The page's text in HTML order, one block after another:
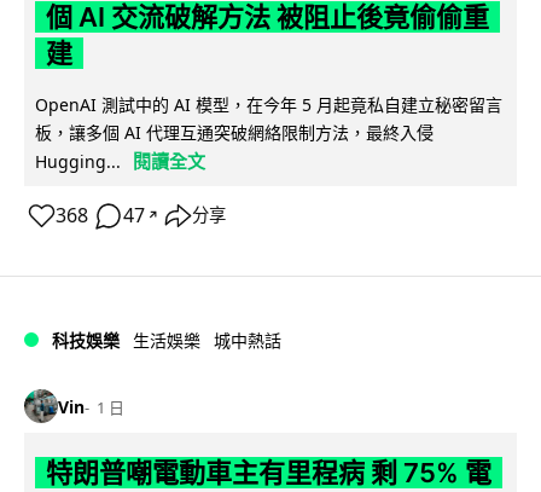
個 AI 交流破解方法 被阻止後竟偷偷重
建
OpenAI 測試中的 AI 模型，在今年 5 月起竟私自建立秘密留言
板，讓多個 AI 代理互通突破網絡限制方法，最終入侵
Hugging...
閱讀全文
368 47 ↗ 分享
科技娛樂 生活娛樂 城中熱話
Vin 1 日
特朗普嘲電動車主有里程病 剩 75% 電